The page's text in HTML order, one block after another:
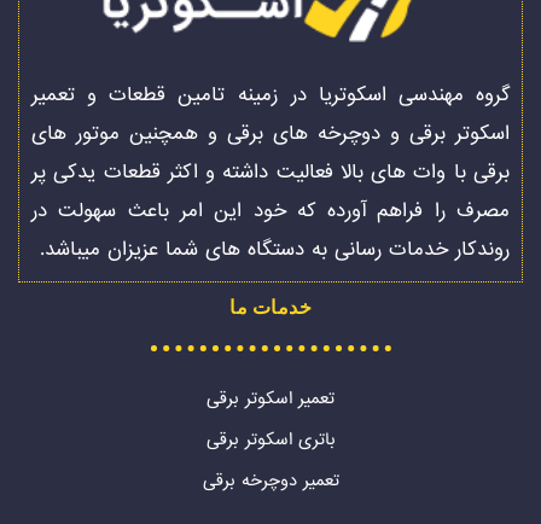
گروه مهندسی اسکوتریا در زمینه تامین قطعات و تعمیر
اسکوتر برقی و دوچرخه های برقی و همچنین موتور های
برقی با وات های بالا فعالیت داشته و اکثر قطعات یدکی پر
مصرف را فراهم آورده که خود این امر باعث سهولت در
روندکار خدمات رسانی به دستگاه های شما عزیزان میباشد.
خدمات ما
تعمیر اسکوتر برقی
باتری اسکوتر برقی
تعمیر دوچرخه برقی